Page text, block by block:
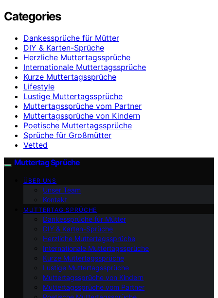
Categories
Dankessprüche für Mütter
DIY & Karten-Sprüche
Herzliche Muttertagssprüche
Internationale Muttertagssprüche
Kurze Muttertagssprüche
Lifestyle
Lustige Muttertagssprüche
Muttertagssprüche vom Partner
Muttertagssprüche von Kindern
Poetische Muttertagssprüche
Sprüche für Großmütter
Vetted
Muttertag Sprüche
ÜBER UNS
Unser Team
Kontakt
MUTTERTAG SPRÜCHE
Dankessprüche für Mütter
DIY & Karten-Sprüche
Herzliche Muttertagssprüche
Internationale Muttertagssprüche
Kurze Muttertagssprüche
Lustige Muttertagssprüche
Muttertagssprüche von Kindern
Muttertagssprüche vom Partner